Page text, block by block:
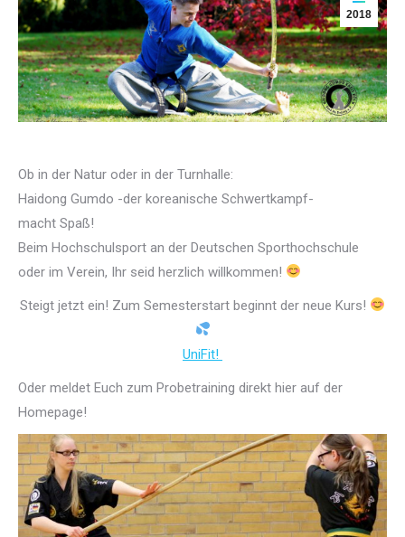
2018
Ob in der Natur oder in der Turnhalle:
Haidong Gumdo -der koreanische Schwertkampf-
macht Spaß!
Beim Hochschulsport an der Deutschen Sporthochschule
oder im Verein, Ihr seid herzlich willkommen!
Steigt jetzt ein! Zum Semesterstart beginnt der neue Kurs!
UniFit!
Oder meldet Euch zum Probetraining direkt hier auf der
Homepage!